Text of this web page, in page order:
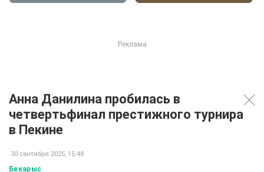
Анна Данилина пробилась в
четвертьфинал престижного турнира
в Пекине
30 сентября 2025, 15:48
Бекарыс